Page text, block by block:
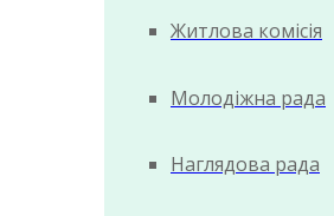
Житлова комісія
Молодіжна рада
Наглядова рада